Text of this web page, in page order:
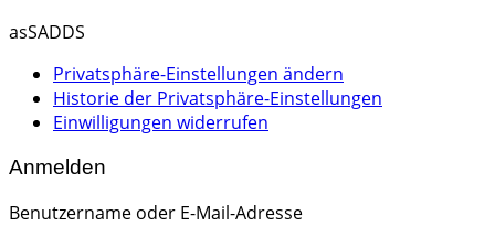
asSADDS
Privatsphäre-Einstellungen ändern
Historie der Privatsphäre-Einstellungen
Einwilligungen widerrufen
Anmelden
Benutzername oder E-Mail-Adresse